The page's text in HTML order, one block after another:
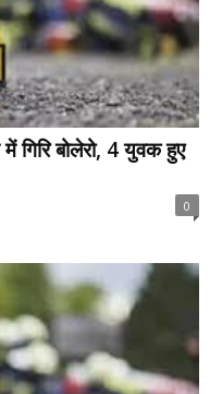
बोलेरो, 4 युवक हुए
0